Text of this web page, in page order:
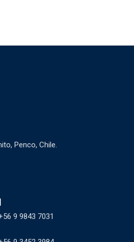
Penco, Chile.
9 9843 7031